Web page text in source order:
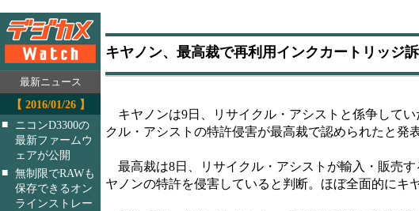
最新ニュース
【 2016/01/26 】
■
ニコンD3300の
最新ファームウ
ェアが公開
■ 無制限でRAWも
保存できるオン
ラインストレー
キヤノン、最高裁で再利用インクカートリッジ
キヤノンは9日、リサイクル・アシストと係争して
クル・アシストの特許侵害が最高裁で認められたと発
最高裁は8日、リサイクル・アシストが輸入・販売
ヤノンの特許を侵害していると判断。ほぼ全面的にキ